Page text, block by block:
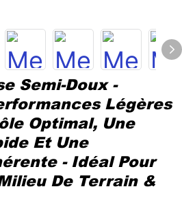
Semi-Doux -
Légères
Optimal, Une
Et Une
- Idéal Pour
De Terrain &